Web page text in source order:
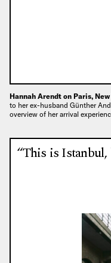
Hannah Arendt on Paris,
to her ex-husband Günther
overview of her arrival
“This is Istanbul,